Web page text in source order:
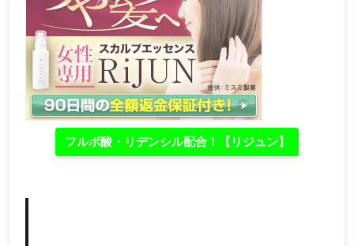
フルボ酸・リデンシル配合！【リジュン】